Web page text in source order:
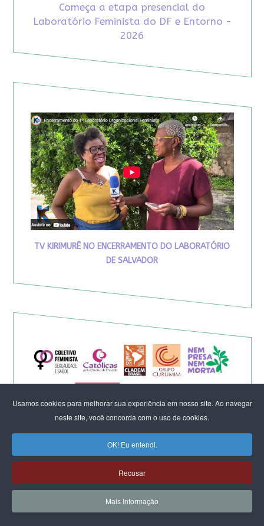
Usamos cookies para melhorar sua experiência em nosso site. Ao navegar
neste site, você concorda com o uso de cookies.
OK! Eu entendi.
Recusar
Mais Informação
Começa a etapa presencial do
Laboratório Feminista do DF e Entorno -
2026
TV KIRIMURÊ NO ENCERRAMENTO DO LABORATÓRIO
DE SALVADOR
Eleição de Erika Hilton para
presidente da Comissão da
Mulher é um fato importante